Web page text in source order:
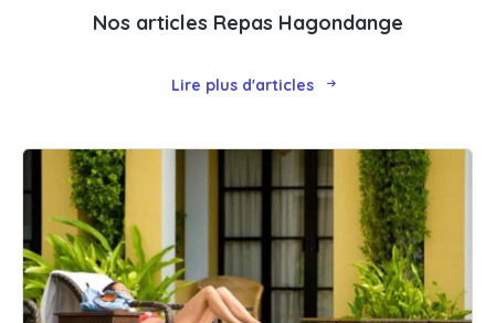
Nos articles Repas Hagondange
Lire plus d'articles